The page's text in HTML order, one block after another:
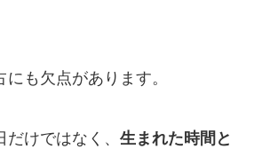
も欠点があります。
けではなく、 生まれた時間と